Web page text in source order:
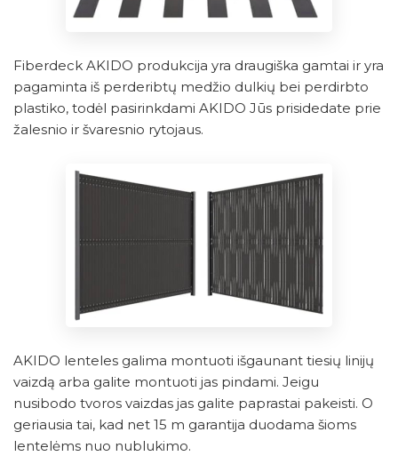
Fiberdeck AKIDO produkcija yra draugiška gamtai ir yra
pagaminta iš perderibtų medžio dulkių bei perdirbto
plastiko, todėl pasirinkdami AKIDO Jūs prisidedate prie
žalesnio ir švaresnio rytojaus.
AKIDO lenteles galima montuoti išgaunant tiesių linijų
vaizdą arba galite montuoti jas pindami. Jeigu
nusibodo tvoros vaizdas jas galite paprastai pakeisti. O
geriausia tai, kad net 15 m garantija duodama šioms
lentelėms nuo nublukimo.